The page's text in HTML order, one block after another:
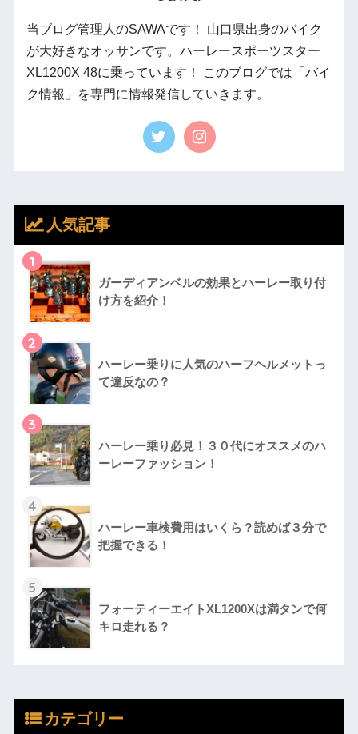
当ブログ管理人のSAWAです！ 山口県出身のバイク
が大好きなオッサンです。ハーレースポーツスター
XL1200X 48に乗っています！ このブログでは「バイ
ク情報」を専門に情報発信していきます。
人気記事
1
ガーディアンベルの効果とハーレー取り付
け方を紹介！
2
ハーレー乗りに人気のハーフヘルメットっ
て違反なの？
3
ハーレー乗り必見！３０代にオススメのハ
ーレーファッション！
4
ハーレー車検費用はいくら？読めば３分で
把握できる！
5
フォーティーエイトXL1200Xは満タンで何
キロ走れる？
カテゴリー